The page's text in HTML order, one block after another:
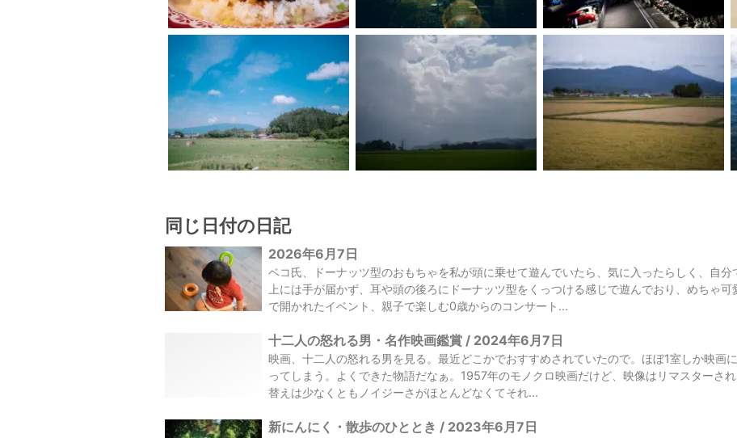
同じ日付の日記
2026年6月7日
ベコ氏、ドーナッツ型のおもちゃを私が頭に乗せて遊んでいたら、気に入ったらしく、自
上には手が届かず、耳や頭の後ろにドーナッツ型をくっつける感じで遊んでおり、めちゃ
で開かれたイベント、親子で楽しむ0歳からのコンサート...
十二人の怒れる男・名作映画鑑賞 / 2024年6月7日
映画、十二人の怒れる男を見る。最近どこかでおすすめされていたので。ほぼ1室しか映画
ってしまう。よくできた物語だなぁ。1957年のモノクロ映画だけど、映像はリマスターさ
替えは少なくともノイジーさがほとんどなくてそれ...
新にんにく・散歩のひととき / 2023年6月7日